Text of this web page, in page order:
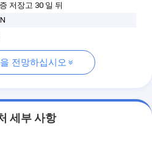
저장고 30 일 뒤
전망하십시오
세부 사항